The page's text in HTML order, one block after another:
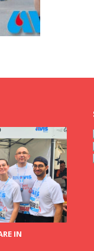
IN